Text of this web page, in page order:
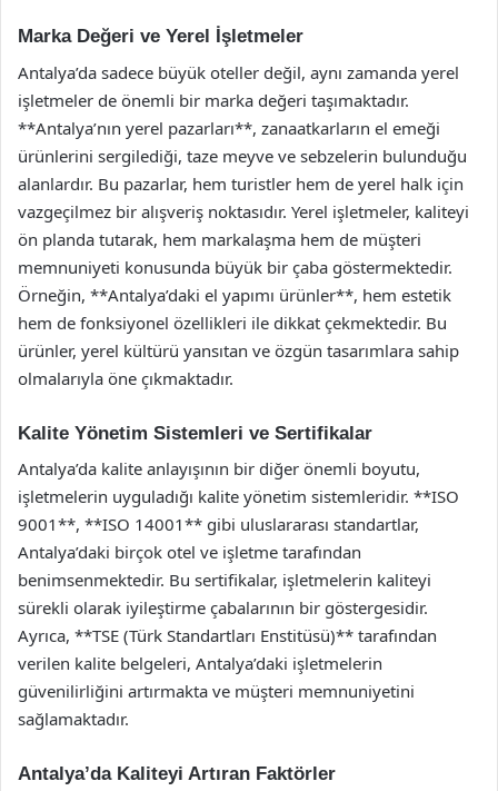
Marka Değeri ve Yerel İşletmeler
Antalya’da sadece büyük oteller değil, aynı zamanda yerel
işletmeler de önemli bir marka değeri taşımaktadır.
**Antalya’nın yerel pazarları**, zanaatkarların el emeği
ürünlerini sergilediği, taze meyve ve sebzelerin bulunduğu
alanlardır. Bu pazarlar, hem turistler hem de yerel halk için
vazgeçilmez bir alışveriş noktasıdır. Yerel işletmeler, kaliteyi
ön planda tutarak, hem markalaşma hem de müşteri
memnuniyeti konusunda büyük bir çaba göstermektedir.
Örneğin, **Antalya’daki el yapımı ürünler**, hem estetik
hem de fonksiyonel özellikleri ile dikkat çekmektedir. Bu
ürünler, yerel kültürü yansıtan ve özgün tasarımlara sahip
olmalarıyla öne çıkmaktadır.
Kalite Yönetim Sistemleri ve Sertifikalar
Antalya’da kalite anlayışının bir diğer önemli boyutu,
işletmelerin uyguladığı kalite yönetim sistemleridir. **ISO
9001**, **ISO 14001** gibi uluslararası standartlar,
Antalya’daki birçok otel ve işletme tarafından
benimsenmektedir. Bu sertifikalar, işletmelerin kaliteyi
sürekli olarak iyileştirme çabalarının bir göstergesidir.
Ayrıca, **TSE (Türk Standartları Enstitüsü)** tarafından
verilen kalite belgeleri, Antalya’daki işletmelerin
güvenilirliğini artırmakta ve müşteri memnuniyetini
sağlamaktadır.
Antalya’da Kaliteyi Artıran Faktörler